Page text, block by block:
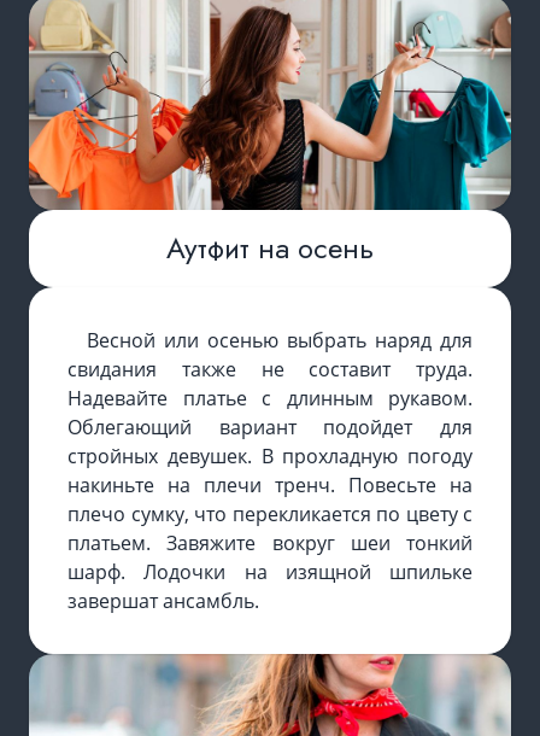
Аутфит на осень
Весной или осенью выбрать наряд для
свидания также не составит труда.
Надевайте платье с длинным рукавом.
Облегающий вариант подойдет для
стройных девушек. В прохладную погоду
накиньте на плечи тренч. Повесьте на
плечо сумку, что перекликается по цвету с
платьем. Завяжите вокруг шеи тонкий
шарф. Лодочки на изящной шпильке
завершат ансамбль.